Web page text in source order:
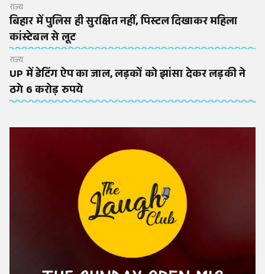
राज्य
बिहार में पुलिस ही सुरक्षित नहीं, पिस्टल दिखाकर महिला
कांस्टेबल से लूट
राज्य
UP में डेटिंग ऐप का जाल, लड़कों को झांसा देकर लड़की ने
ठगे 6 करोड़ रुपये